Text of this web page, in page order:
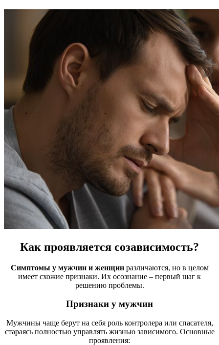
Как проявляется созависимость?
Симптомы у мужчин и женщинразличаются, но в целом
имеет схожие признаки. Их осознание – первый шаг к
решению проблемы.
Признаки у мужчин
Мужчины чаще берут на себя роль контролера или спасателя,
стараясь полностью управлять жизнью зависимого. Основные
проявления: